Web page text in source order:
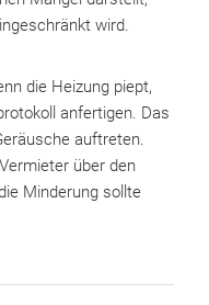
wird.
die Heizung piept,
anfertigen. Das
auftreten.
über den
Minderung sollte